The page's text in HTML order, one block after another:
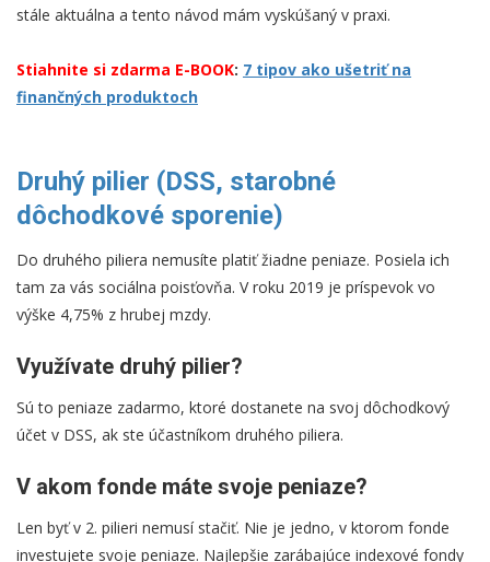
stále aktuálna a tento návod mám vyskúšaný v praxi.
Stiahnite si zdarma E-BOOK: 7 tipov ako ušetriť na
finančných produktoch
Druhý pilier (DSS, starobné
dôchodkové sporenie)
Do druhého piliera nemusíte platiť žiadne peniaze. Posiela ich
tam za vás sociálna poisťovňa. V roku 2019 je príspevok vo
výške 4,75% z hrubej mzdy.
Využívate druhý pilier?
Sú to peniaze zadarmo, ktoré dostanete na svoj dôchodkový
účet v DSS, ak ste účastníkom druhého piliera.
V akom fonde máte svoje peniaze?
Len byť v 2. pilieri nemusí stačiť. Nie je jedno, v ktorom fonde
investujete svoje peniaze. Najlepšie zarábajúce indexové fondy